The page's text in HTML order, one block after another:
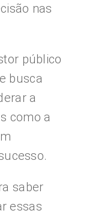
nas
público
busca
a
como a
saber
essas